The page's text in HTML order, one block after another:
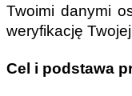
Twoimi danymi
weryfikację
Cel i podstawa